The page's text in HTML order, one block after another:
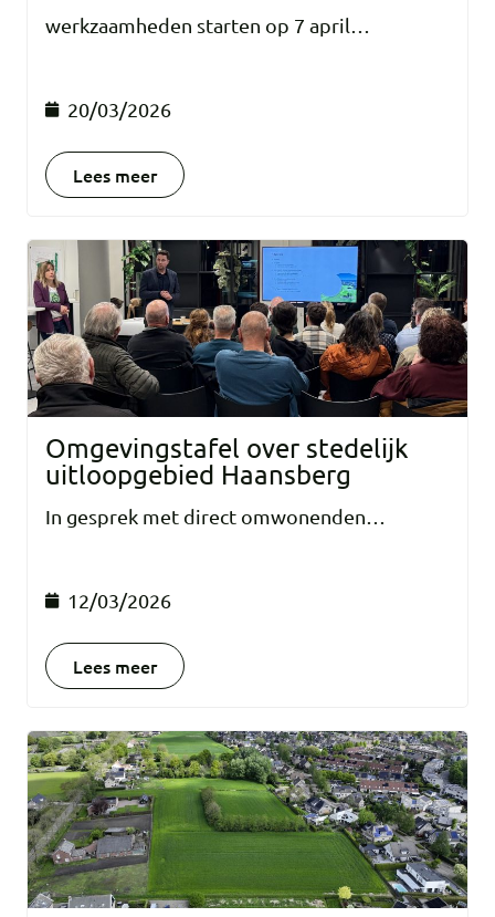
werkzaamheden starten op 7 april…
20/03/2026
Lees meer
Omgevingstafel over stedelijk
uitloopgebied Haansberg
In gesprek met direct omwonenden…
12/03/2026
Lees meer